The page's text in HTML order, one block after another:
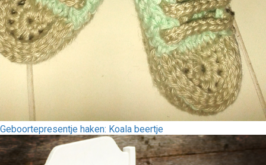
Geboortepresentje haken: Koala beertje